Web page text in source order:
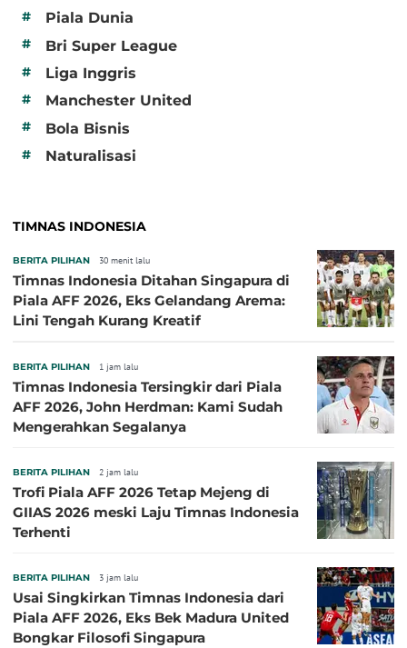
# Piala Dunia
# Bri Super League
# Liga Inggris
# Manchester United
# Bola Bisnis
# Naturalisasi
TIMNAS INDONESIA
BERITA PILIHAN 30 menit lalu
Timnas Indonesia Ditahan Singapura di
Piala AFF 2026, Eks Gelandang Arema:
Lini Tengah Kurang Kreatif
BERITA PILIHAN 1 jam lalu
Timnas Indonesia Tersingkir dari Piala
AFF 2026, John Herdman: Kami Sudah
Mengerahkan Segalanya
BERITA PILIHAN 2 jam lalu
Trofi Piala AFF 2026 Tetap Mejeng di
GIIAS 2026 meski Laju Timnas Indonesia
Terhenti
BERITA PILIHAN 3 jam lalu
Usai Singkirkan Timnas Indonesia dari
Piala AFF 2026, Eks Bek Madura United
Bongkar Filosofi Singapura